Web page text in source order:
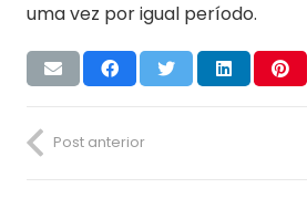
uma vez por igual período.
Post anterior